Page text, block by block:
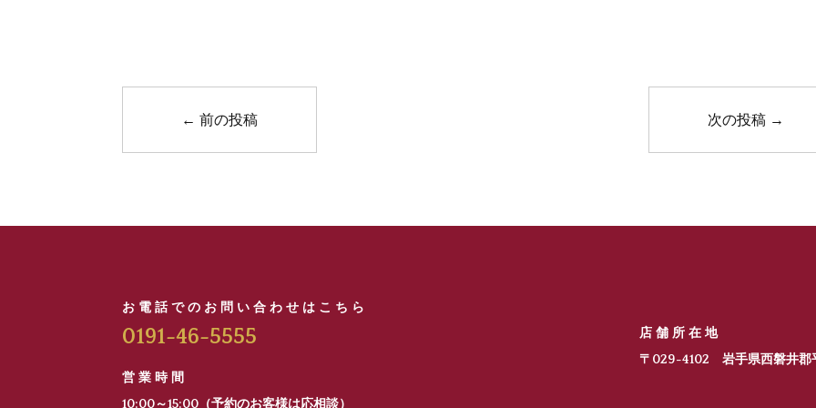
←前の投稿 次の投稿 →
お電話でのお問い合わせはこちら
0191-46-5555
営業時間
10:00～15:00（予約のお客様は応相談）
店舗所在地
〒029-4102 岩手県西磐井郡